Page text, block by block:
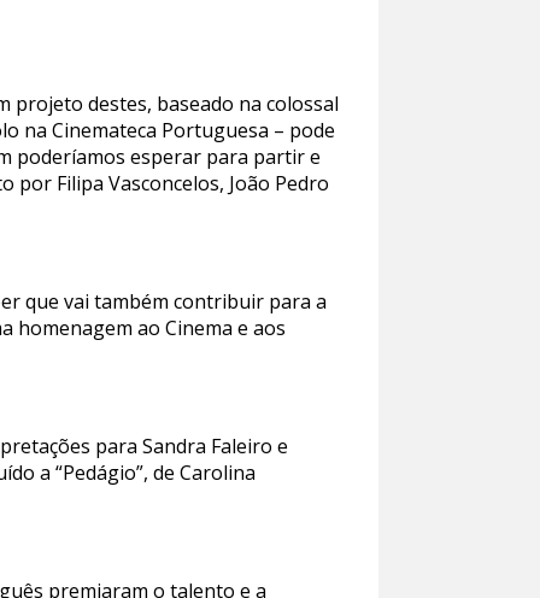
projeto destes, baseado na colossal
na Cinemateca Portuguesa – pode
poderíamos esperar para partir e
Filipa Vasconcelos, João Pedro
que vai também contribuir para a
homenagem ao Cinema e aos
para Sandra Faleiro e
a “Pedágio”, de Carolina
premiaram o talento e a